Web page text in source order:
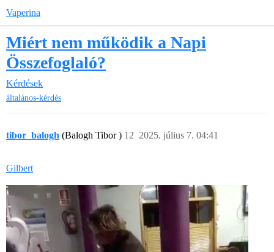
Vaperina
Miért nem működik a Napi
Összefoglaló?
Kérdések
általános-kérdés
tibor_balogh (Balogh Tibor ) 2025. július 7. 04:41
12
Gilbert